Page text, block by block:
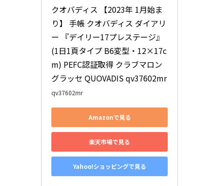
クオバディス 【2023年 1月始ま
り】 手帳 クオバディス ダイアリ
ー 『デイリー17プレステージ』
(1日1頁タイプ B6変型・12×17c
m) PEFC認証取得 クラブマロン
グラッセ QUOVADIS qv37602mr
qv37602mr
Amazonで見る
楽天市場で見る
Yahoo!ショッピングで見る